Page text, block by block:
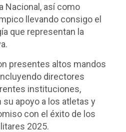
Nacional, así como
llevando consigo el
que representan la
presentes altos mandos
directores
instituciones,
apoyo a los atletas y
con el éxito de los
2025.